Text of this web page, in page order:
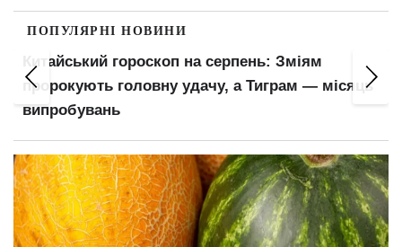
ПОПУЛЯРНІ НОВИНИ
Китайський гороскоп на серпень: Зміям
пророкують головну удачу, а Тиграм — місяць
випробувань